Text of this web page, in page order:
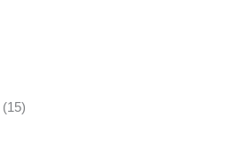
15